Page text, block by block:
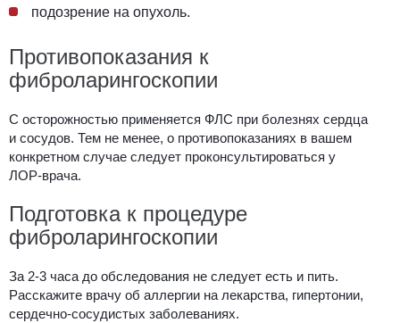
подозрение на опухоль.
Противопоказания к
фиброларингоскопии
С осторожностью применяется ФЛС при болезнях сердца
и сосудов. Тем не менее, о противопоказаниях в вашем
конкретном случае следует проконсультироваться у
ЛОР-врача.
Подготовка к процедуре
фиброларингоскопии
За 2-3 часа до обследования не следует есть и пить.
Расскажите врачу об аллергии на лекарства, гипертонии,
сердечно-сосудистых заболеваниях.